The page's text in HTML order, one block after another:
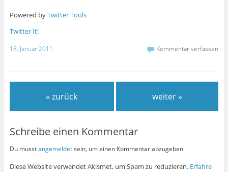
Powered byTwitter Tools
Twitter It!
18. Januar 2011 Kommentar verfassen
« zurück weiter »
Schreibe einen Kommentar
Du musstangemeldetsein, um einen Kommentar abzugeben.
Diese Website verwendet Akismet, um Spam zu reduzieren. Erfahre